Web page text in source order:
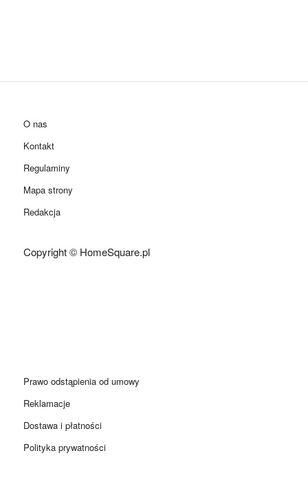
O nas
Kontakt
Regulaminy
Mapa strony
Redakcja
Copyright © HomeSquare.pl
Prawo odstąpienia od umowy
Reklamacje
Dostawa i płatności
Polityka prywatności